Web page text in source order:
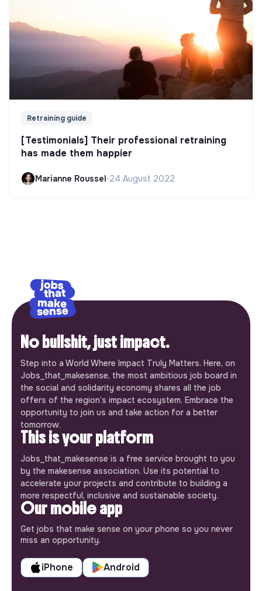
Retraining guide
[Testimonials] Their professional retraining
has made them happier
Marianne Roussel•24 August 2022
No bullshit, just impact.
Step into a World Where Impact Truly Matters. Here, on
Jobs_that_makesense, the most ambitious job board in
the social and solidarity economy shares all the job
offers of the region’s impact ecosystem. Embrace the
opportunity to join us and take action for a better
tomorrow.
This is your platform
Jobs_that_makesense is a free service brought to you
by the makesense association. Use its potential to
accelerate your projects and contribute to building a
more respectful, inclusive and sustainable society.
Our mobile app
Get jobs that make sense on your phone so you never
miss an opportunity.
iPhone Android